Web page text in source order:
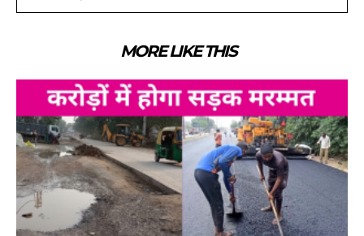
MORE LIKE THIS